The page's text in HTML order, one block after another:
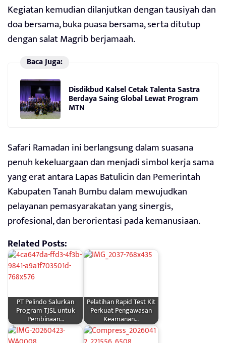
Kegiatan kemudian dilanjutkan dengan tausiyah dan
doa bersama, buka puasa bersama, serta ditutup
dengan salat Magrib berjamaah.
Baca Juga:
Disdikbud Kalsel Cetak Talenta Sastra
Berdaya Saing Global Lewat Program
MTN
Safari Ramadan ini berlangsung dalam suasana
penuh kekeluargaan dan menjadi simbol kerja sama
yang erat antara Lapas Batulicin dan Pemerintah
Kabupaten Tanah Bumbu dalam mewujudkan
pelayanan pemasyarakatan yang sinergis,
profesional, dan berorientasi pada kemanusiaan.
Related Posts:
PT Pelindo Salurkan
Program TJSL untuk
Pembinaan…
Pelatihan Rapid Test Kit
Perkuat Pengawasan
Keamanan…